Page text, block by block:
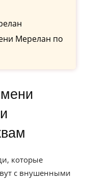
Мерелан по
которые
с внушенными